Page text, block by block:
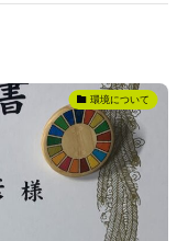
環境について